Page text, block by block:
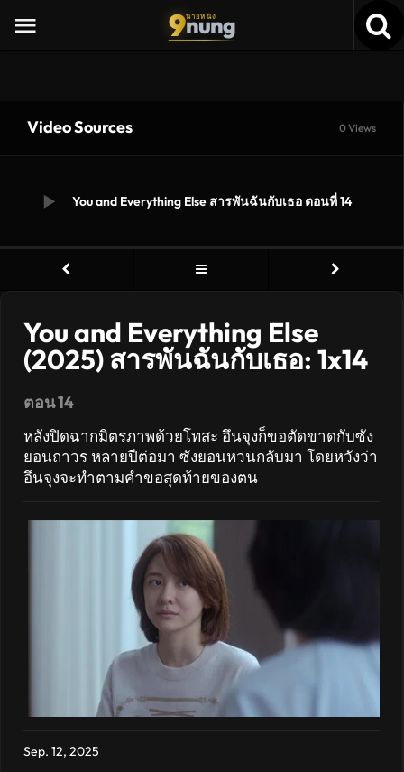
9นายหนัง
nung
Video Sources 0 Views
You and Everything Else สารพันฉันกับเธอ ตอนที่ 14
You and Everything Else
(2025) สารพันฉันกับเธอ: 1x14
ตอน 14
หลังปิดฉากมิตรภาพด้วยโทสะ อึนจุงก็ขอตัดขาดกับซัง
ยอนถาวร หลายปีต่อมา ซังยอนหวนกลับมา โดยหวังว่า
อึนจุงจะทำตามคำขอสุดท้ายของตน
Sep. 12, 2025